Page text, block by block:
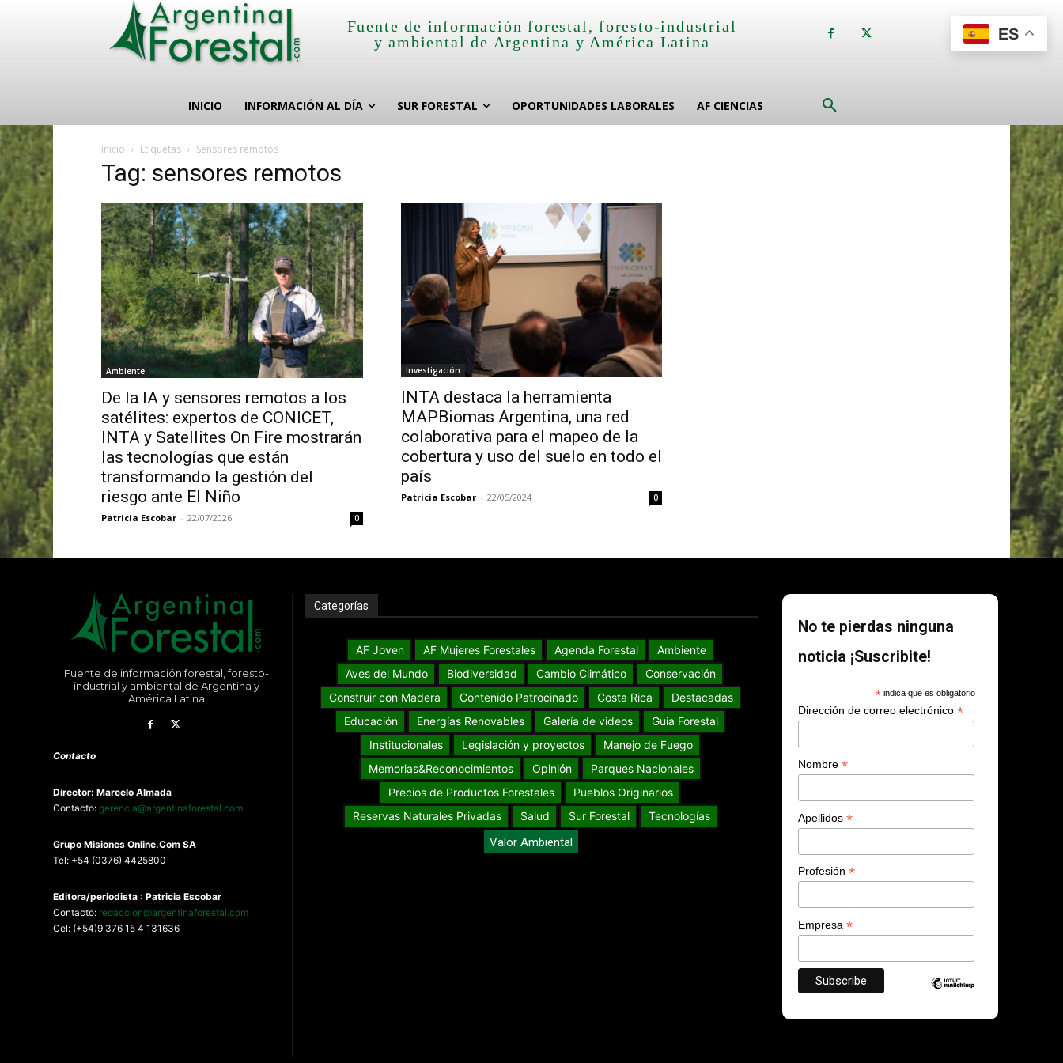
Fuente de información forestal, foresto-industrial
y ambiental de Argentina y América Latina
INICIO INFORMACIÓN AL DÍA SUR FORESTAL OPORTUNIDADES LABORALES AF CIENCIAS
Inicio Etiquetas Sensores remotos
Tag: sensores remotos
Ambiente
De la IA y sensores remotos a los
satélites: expertos de CONICET,
INTA y Satellites On Fire mostrarán
las tecnologías que están
transformando la gestión del
riesgo ante El Niño
Patricia Escobar - 22/07/2026 0
Investigación
INTA destaca la herramienta
MAPBiomas Argentina, una red
colaborativa para el mapeo de la
cobertura y uso del suelo en todo el
país
Patricia Escobar - 22/05/2024 0
Fuente de información forestal, foresto-
industrial y ambiental de Argentina y
América Latina
Contacto
Director: Marcelo Almada
Contacto: gerencia@argentinaforestal.com
Grupo MisionesOnline.Com SA
Tel: +54 (0376) 4425800
Editora/periodista : Patricia Escobar
Contacto: redaccion@argentinaforestal.com
Cel: (+54)9 376 15 4 131636
Categorías
AF Joven AF Mujeres Forestales Agenda Forestal
Ambiente
Aves del Mundo
Biodiversidad Cambio Climático
Conservación
Construir con Madera
Contenido Patrocinado Costa Rica
Destacadas
Educación
Energías Renovables Galería de videos
Guia Forestal
Institucionales
Legislación y proyectos
Manejo de Fuego
Memorias&Reconocimientos
Opinión
Parques Nacionales
Precios de Productos Forestales
Pueblos Originarios
Reservas Naturales Privadas
Salud Sur Forestal Tecnologías
Valor Ambiental
No te pierdas ninguna
noticia ¡Suscribite!
*indica que es obligatorio
Dirección de correo electrónico*
Nombre*
Apellidos*
Profesión*
Empresa*
ES